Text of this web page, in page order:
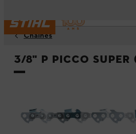
Chaînes
3/8" P Picco Super